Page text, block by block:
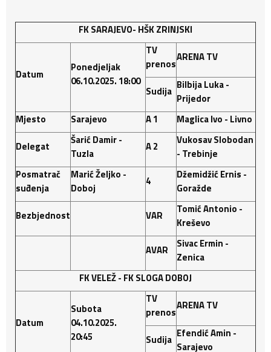
FK SARAJEVO- HŠK ZRINJSKI
Datum
Ponedjeljak
06.10.2025. 18:00
TV
prenos
ARENA TV
Sudija Bilbija Luka -
Prijedor
Mjesto
Sarajevo A 1
Maglica Ivo - Livno
Delegat
Šarić Damir -
Tuzla
A 2
Vukosav Slobodan
- Trebinje
Posmatrač
suđenja
Marić Željko -
Doboj
4
Džemidžić Ernis -
Goražde
Bezbjednost
VAR
Tomić Antonio -
Kreševo
AVAR
Sivac Ermin -
Zenica
FK VELEŽ- FK SLOGA DOBOJ
Datum
Subota
04.10.2025.
20:45
TV
prenos
ARENA TV
Sudija Efendić Amin -
Sarajevo